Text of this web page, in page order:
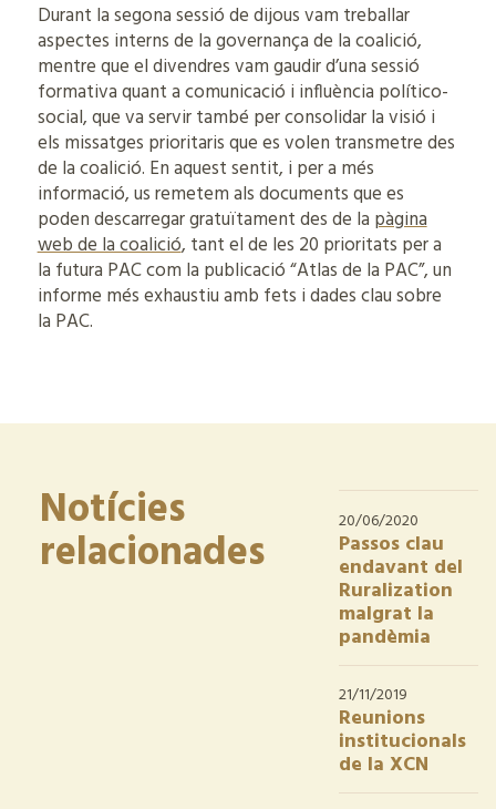
Durant la segona sessió de dijous vam treballar
aspectes interns de la governança de la coalició,
mentre que el divendres vam gaudir d’una sessió
formativa quant a comunicació i influència político-
social, que va servir també per consolidar la visió i
els missatges prioritaris que es volen transmetre des
de la coalició. En aquest sentit, i per a més
informació, us remetem als documents que es
poden descarregar gratuïtament des de la pàgina
web de la coalició, tant el de les 20 prioritats per a
la futura PAC com la publicació “Atlas de la PAC”, un
informe més exhaustiu amb fets i dades clau sobre
la PAC.
Notícies
relacionades
20/06/2020
Passos clau
endavant del
Ruralization
malgrat la
pandèmia
21/11/2019
Reunions
institucionals
de la XCN